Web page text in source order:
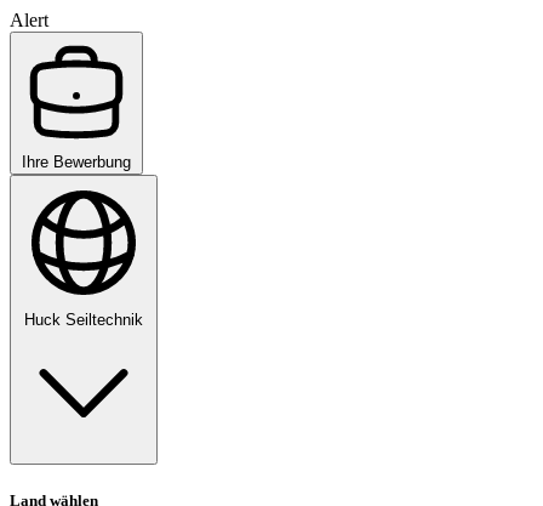
Alert
Ihre Bewerbung
Huck Seiltechnik
Land wählen